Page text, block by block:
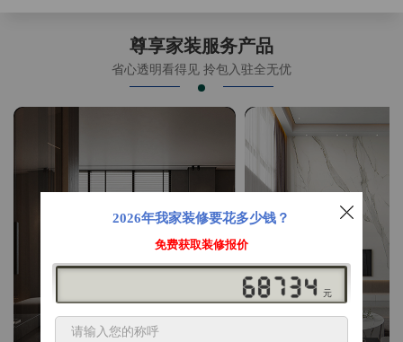
尊享家装服务产品
省心透明看得见 拎包入驻全无优